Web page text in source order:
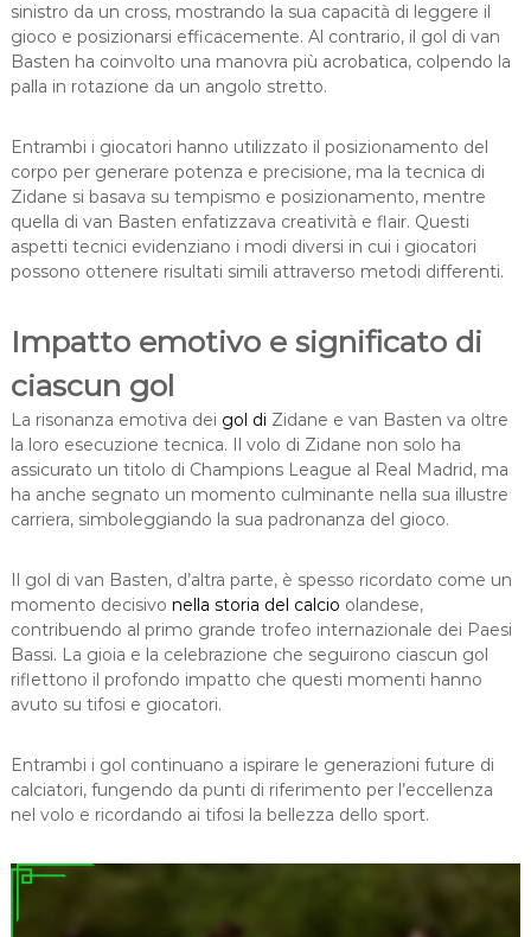
sinistro da un cross, mostrando la sua capacità di leggere il
gioco e posizionarsi efficacemente. Al contrario, il gol di van
Basten ha coinvolto una manovra più acrobatica, colpendo la
palla in rotazione da un angolo stretto.
Entrambi i giocatori hanno utilizzato il posizionamento del
corpo per generare potenza e precisione, ma la tecnica di
Zidane si basava su tempismo e posizionamento, mentre
quella di van Basten enfatizzava creatività e flair. Questi
aspetti tecnici evidenziano i modi diversi in cui i giocatori
possono ottenere risultati simili attraverso metodi differenti.
Impatto emotivo e significato di
ciascun gol
La risonanza emotiva dei gol di Zidane e van Basten va oltre
la loro esecuzione tecnica. Il volo di Zidane non solo ha
assicurato un titolo di Champions League al Real Madrid, ma
ha anche segnato un momento culminante nella sua illustre
carriera, simboleggiando la sua padronanza del gioco.
Il gol di van Basten, d’altra parte, è spesso ricordato come un
momento decisivo nella storia del calcio olandese,
contribuendo al primo grande trofeo internazionale dei Paesi
Bassi. La gioia e la celebrazione che seguirono ciascun gol
riflettono il profondo impatto che questi momenti hanno
avuto su tifosi e giocatori.
Entrambi i gol continuano a ispirare le generazioni future di
calciatori, fungendo da punti di riferimento per l’eccellenza
nel volo e ricordando ai tifosi la bellezza dello sport.